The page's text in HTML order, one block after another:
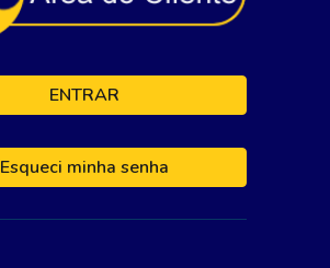
ENTRAR
Esqueci minha senha